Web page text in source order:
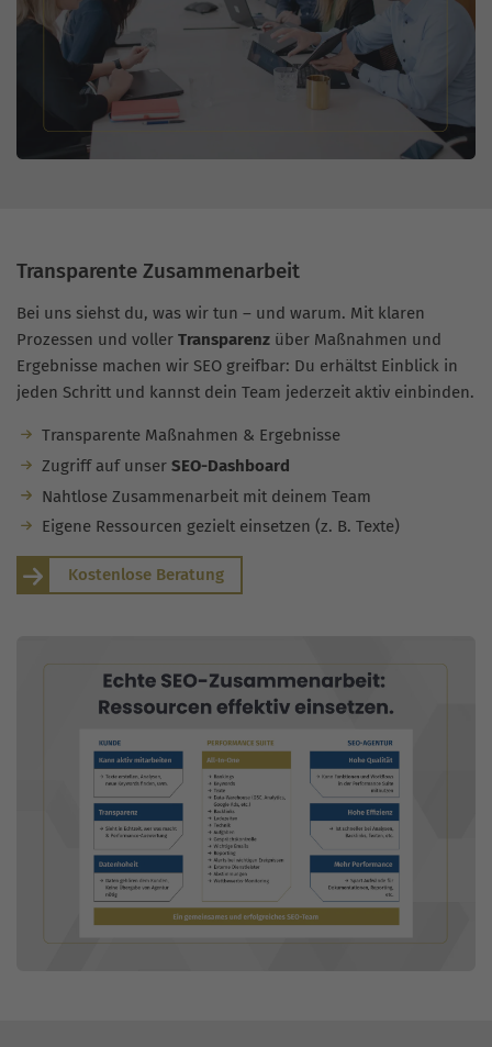
Transparente Zusammenarbeit
Bei uns siehst du, was wir tun – und warum. Mit klaren
Prozessen und voller Transparenz über Maßnahmen und
Ergebnisse machen wir SEO greifbar: Du erhältst Einblick in
jeden Schritt und kannst dein Team jederzeit aktiv einbinden.
Transparente Maßnahmen & Ergebnisse
Zugriff auf unser SEO-Dashboard
Nahtlose Zusammenarbeit mit deinem Team
Eigene Ressourcen gezielt einsetzen (z. B. Texte)
Kostenlose Beratung